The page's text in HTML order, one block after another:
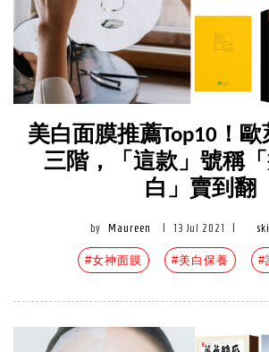
美白面膜推薦Top10！
三階，「這款」號稱「
白」賣到翻
by Maureen 13 Jul 2021
#女神面膜 #美白保養 #